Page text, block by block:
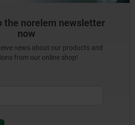
the norelem newsletter
now
news about our products and
from our online shop!